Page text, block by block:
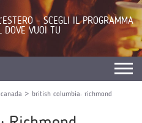
– SCEGLI IL PROGRAMMA
DOVE VUOI TU
canada > british columbia: richmond